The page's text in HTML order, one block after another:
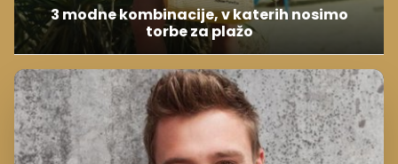
3 modne kombinacije, v katerih nosimo
torbe za plažo